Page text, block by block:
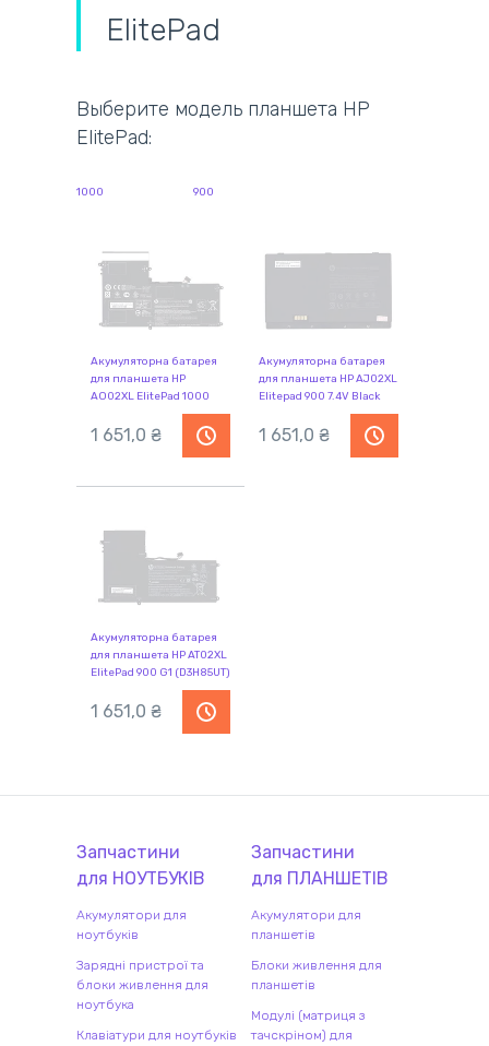
ElitePad
Выберите модель планшета HP
ElitePad:
1000 900
Акумуляторна батарея
для планшета HP
AO02XL ElitePad 1000
7.6V Black 3995mAh Orig
1 651,0 ₴
Акумуляторна батарея
для планшета HP AJ02XL
Elitepad 900 7.4V Black
1 651,0 ₴
Акумуляторна батарея
для планшета HP AT02XL
ElitePad 900 G1 (D3H85UT)
7.4V Black 3200mAh Orig
1 651,0 ₴
Запчастини
для НОУТБУКІВ
Акумулятори для
ноутбуків
Зарядні пристрої та
блоки живлення для
ноутбука
Клавіатури для ноутбуків
Запчастини
для ПЛАНШЕТІВ
Акумулятори для
планшетів
Блоки живлення для
планшетів
Модулі (матриця з
тачскріном) для